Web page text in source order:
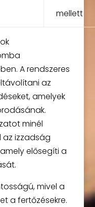
mellett
A rendszeres
az
amelyek
minél
az izzadság
elősegíti a
mivel a
a fertőzésekre.